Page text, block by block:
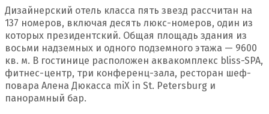
Дизайнерский отель класса пять звезд рассчитан на
137 номеров, включая десять люкс-номеров, один из
которых президентский. Общая площадь здания из
восьми надземных и одного подземного этажа — 9600
кв. м. В гостинице расположен аквакомплекс bliss-SPA,
фитнес-центр, три конференц-зала, ресторан шеф-
повара Алена Дюкасса miX in St. Petersburg и
панорамный бар.